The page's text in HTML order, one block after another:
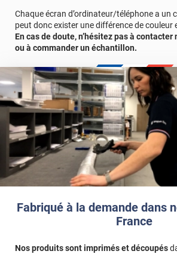
Fabriqué à la demande dans
France
Nos produits sont imprimés et découpés
Afin de vous rendre compte de la qualité et
véritable, nous vous conseillons de faire
d'échantillons gratuite.
Chaque écran d’ordinateur/téléphone a un
peut donc exister une différence de couleur
En cas de doute, n’hésitez pas à
ou à commander un échantillon.